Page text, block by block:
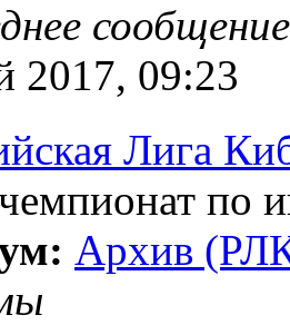
сообщение
2017, 09:23
Лига
по
Архив